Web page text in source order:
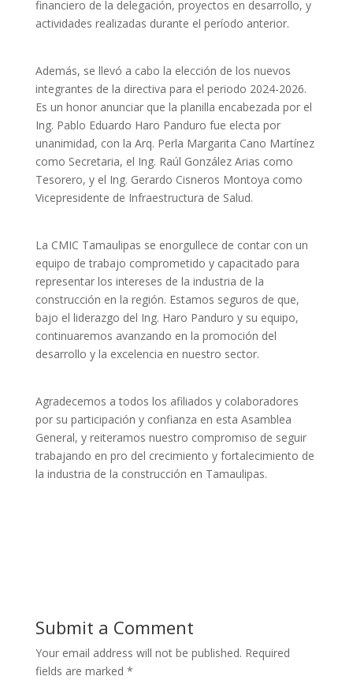
financiero de la delegación, proyectos en desarrollo, y
actividades realizadas durante el período anterior.
Además, se llevó a cabo la elección de los nuevos
integrantes de la directiva para el periodo 2024-2026.
Es un honor anunciar que la planilla encabezada por el
Ing. Pablo Eduardo Haro Panduro fue electa por
unanimidad, con la Arq. Perla Margarita Cano Martínez
como Secretaria, el Ing. Raúl González Arias como
Tesorero, y el Ing. Gerardo Cisneros Montoya como
Vicepresidente de Infraestructura de Salud.
La CMIC Tamaulipas se enorgullece de contar con un
equipo de trabajo comprometido y capacitado para
representar los intereses de la industria de la
construcción en la región. Estamos seguros de que,
bajo el liderazgo del Ing. Haro Panduro y su equipo,
continuaremos avanzando en la promoción del
desarrollo y la excelencia en nuestro sector.
Agradecemos a todos los afiliados y colaboradores
por su participación y confianza en esta Asamblea
General, y reiteramos nuestro compromiso de seguir
trabajando en pro del crecimiento y fortalecimiento de
la industria de la construcción en Tamaulipas.
Submit a Comment
Your email address will not be published. Required
fields are marked *